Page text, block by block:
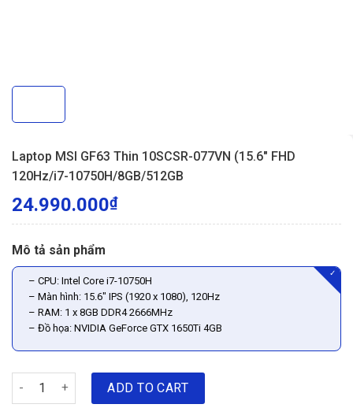
Laptop MSI GF63 Thin 10SCSR-077VN (15.6″ FHD
120Hz/i7-10750H/8GB/512GB
24.990.000₫
Mô tả sản phẩm
– CPU: Intel Core i7-10750H
– Màn hình: 15.6″ IPS (1920 x 1080), 120Hz
– RAM: 1 x 8GB DDR4 2666MHz
– Đồ họa: NVIDIA GeForce GTX 1650Ti 4GB
✓
Laptop MSI GF63 Thin 10SCSR-077VN (15.6" FHD 120Hz/i7-
ADD TO CART